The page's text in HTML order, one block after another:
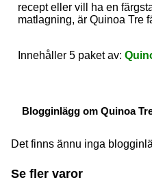
recept eller vill ha en
matlagning, är Quinoa Tre
Innehåller 5 paket av:
Blogginlägg om Quinoa
Det finns ännu inga
Se fler varor